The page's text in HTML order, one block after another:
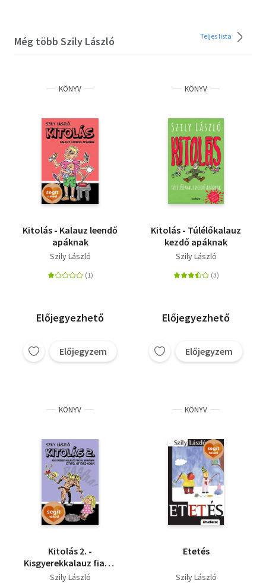
Még több Szily László Teljes lista
KÖNYV
Kitolás - Kalauz leendő
apáknak
Szily László
Előjegyezhető
Előjegyzem
KÖNYV
Kitolás - Túlélőkalauz
kezdő apáknak
Szily László
Előjegyezhető
Előjegyzem
KÖNYV
Kitolás 2. -
Kisgyerekkalauz fiatal
apáknak egytől ötéves
Szily László
KÖNYV
Etetés
Szily László